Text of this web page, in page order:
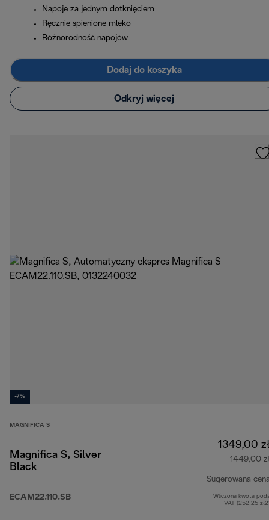
Napoje za jednym dotknięciem
Ręcznie spienione mleko
Różnorodność napojów
Dodaj do koszyka
Odkryj więcej
-7%
MAGNIFICA S
Magnifica S, Silver
Black
ECAM22.110.SB
1349,00
1449,00
Sugerowana
Wliczona kwota
VAT (252,25